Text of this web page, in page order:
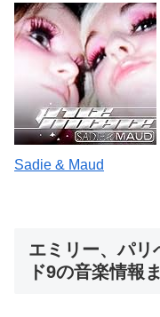
Sadie & Maud
エミリー、パリ
ド9の音楽情報